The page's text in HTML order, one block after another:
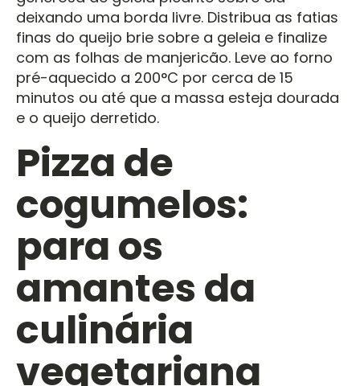
deixando uma borda livre. Distribua as fatias
finas do queijo brie sobre a geleia e finalize
com as folhas de manjericão. Leve ao forno
pré-aquecido a 200°C por cerca de 15
minutos ou até que a massa esteja dourada
e o queijo derretido.
Pizza de
cogumelos:
para os
amantes da
culinária
vegetariana